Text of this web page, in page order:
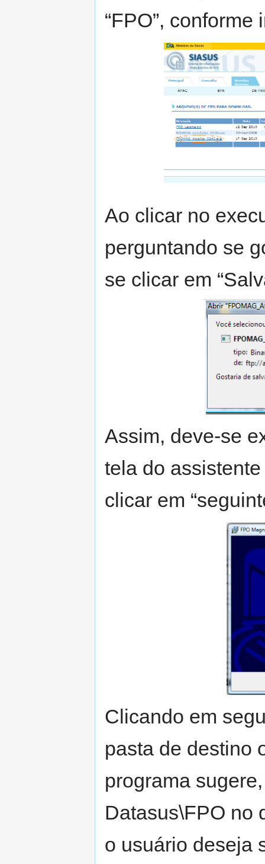
“FPO”,
Ao clicar no
perguntando se
se clicar em
Assim, deve-se
tela do
clicar em
Clicando em
pasta de destino
programa
Datasus\FPO no
o usuário deseja